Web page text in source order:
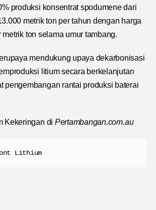
produksi konsentrat spodumene dari
metrik ton per tahun dengan harga
ton selama umur tambang.
mendukung upaya dekarbonisasi
litium secara berkelanjutan
pengembangan rantai produksi baterai
Kekeringan di Pertambangan.com.au
Lithium